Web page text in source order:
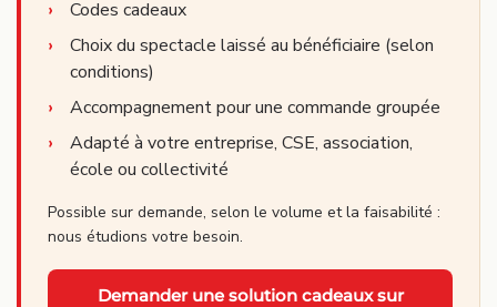
Codes cadeaux
Choix du spectacle laissé au bénéficiaire (selon
conditions)
Accompagnement pour une commande groupée
Adapté à votre entreprise, CSE, association,
école ou collectivité
Possible sur demande, selon le volume et la faisabilité :
nous étudions votre besoin.
Demander une solution cadeaux sur